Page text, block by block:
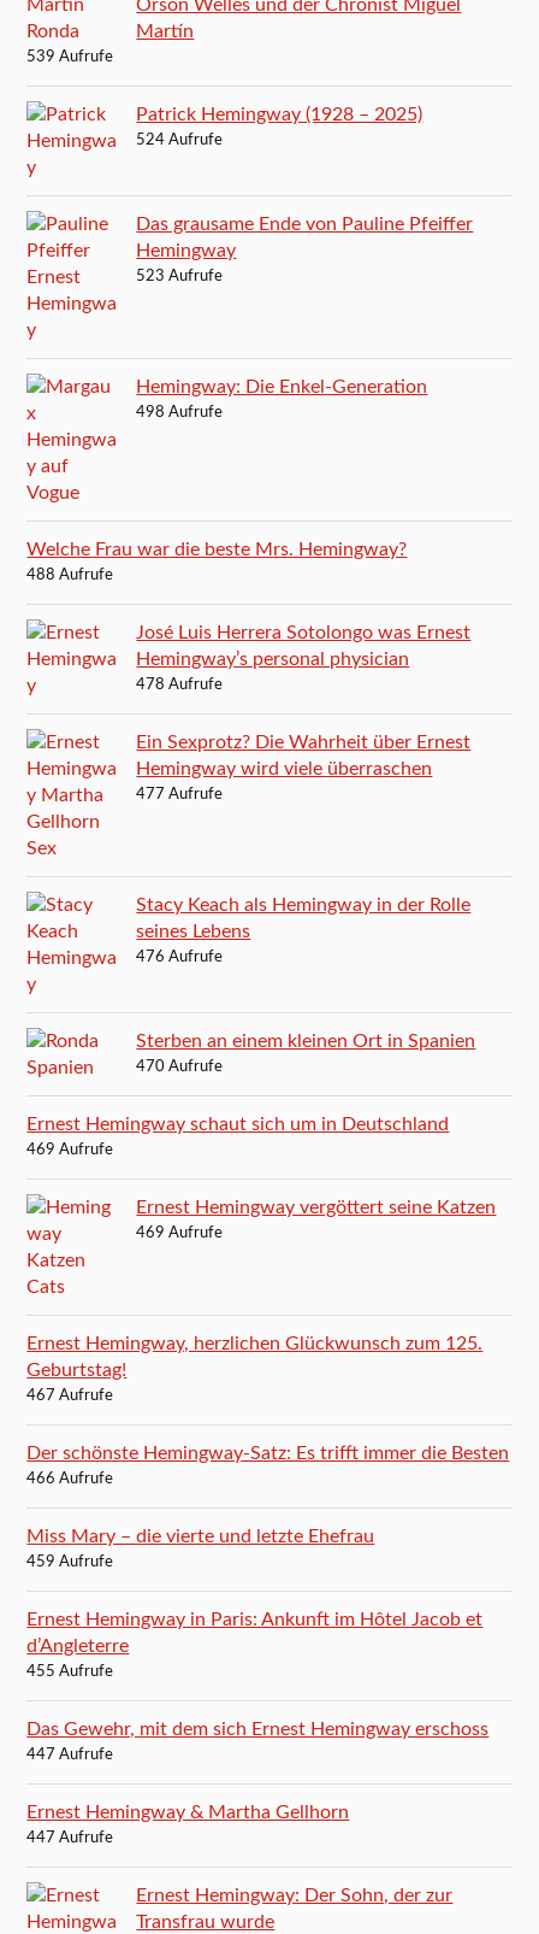
Orson Welles und der Chronist Miguel
Martín
539 Aufrufe
Patrick Hemingway (1928 – 2025)
524 Aufrufe
Das grausame Ende von Pauline Pfeiffer
Hemingway
523 Aufrufe
Hemingway: Die Enkel-Generation
498 Aufrufe
Welche Frau war die beste Mrs. Hemingway?
488 Aufrufe
José Luis Herrera Sotolongo was Ernest
Hemingway’s personal physician
478 Aufrufe
Ein Sexprotz? Die Wahrheit über Ernest
Hemingway wird viele überraschen
477 Aufrufe
Stacy Keach als Hemingway in der Rolle
seines Lebens
476 Aufrufe
Sterben an einem kleinen Ort in Spanien
470 Aufrufe
Ernest Hemingway schaut sich um in Deutschland
469 Aufrufe
Ernest Hemingway vergöttert seine Katzen
469 Aufrufe
Ernest Hemingway, herzlichen Glückwunsch zum 125.
Geburtstag!
467 Aufrufe
Der schönste Hemingway-Satz: Es trifft immer die Besten
466 Aufrufe
Miss Mary – die vierte und letzte Ehefrau
459 Aufrufe
Ernest Hemingway in Paris: Ankunft im Hôtel Jacob et
d’Angleterre
455 Aufrufe
Das Gewehr, mit dem sich Ernest Hemingway erschoss
447 Aufrufe
Ernest Hemingway & Martha Gellhorn
447 Aufrufe
Ernest Hemingway: Der Sohn, der zur
Transfrau wurde